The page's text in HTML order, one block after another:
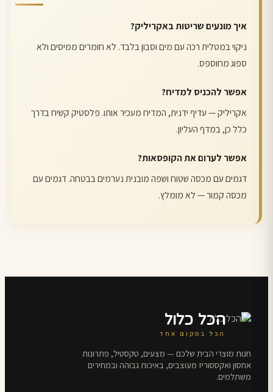
איך מונעים שריטות באקריליק?
ניקוי במטלית רכה עם מים וסבון בלבד. לא חומרים ממיסים ולא
ספוג מחוספס.
אפשר להכניס למדיח?
אקריליק — עדיף ידנית, המדיח מעכיר אותו. פלסטיק קשיח בדרך
כלל כן, במדף העליון.
אפשר לערום את הקופסאות?
דגמים עם מכסה שטוח ושפה מובנית נערמים בבטחה. דגמים עם
מכסה קמור — לא מומלץ.
הכל כלול
הכל במקום אחד
חנות מוצרי הבית שלכם — מצעים, טקסטיל, פתרונות
אחסון ואקססוריז מעוצבים, באיכות גבוהה ובמחירים
משתלמים.